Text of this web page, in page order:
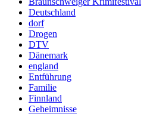
Deutschland
dorf
Drogen
DTV
Dänemark
england
Entführung
Familie
Finnland
Geheimnisse